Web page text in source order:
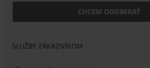
CHCEM ODOBERAŤ
SLUŽBY ZÁKAZNÍKOM